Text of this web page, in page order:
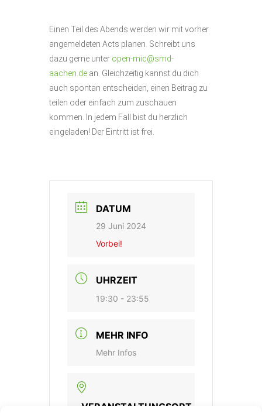
Einen Teil des Abends werden wir mit vorher
angemeldeten Acts planen. Schreibt uns
dazu gerne unter open-mic@smd-
aachen.de an. Gleichzeitig kannst du dich
auch spontan entscheiden, einen Beitrag zu
teilen oder einfach zum zuschauen
kommen. In jedem Fall bist du herzlich
eingeladen! Der Eintritt ist frei.
DATUM
29 Juni 2024
Vorbei!
UHRZEIT
19:30 - 23:55
MEHR INFO
Mehr Infos
VERANSTALTUNGSORT